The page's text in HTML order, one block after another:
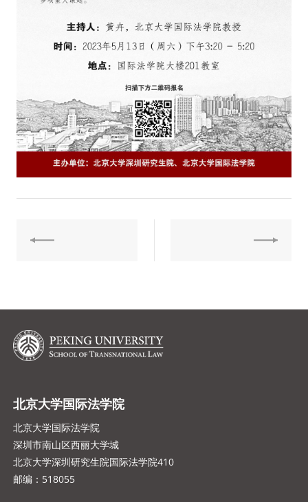
北京大学国际法学院
北京大学国际法学院
深圳市南山区西丽大学城
北京大学深圳研究生院国际法学院410
邮编：518055